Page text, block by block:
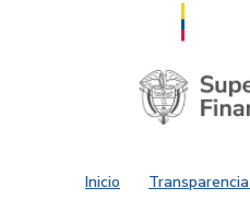
Saltar al contenido principal
Inicio